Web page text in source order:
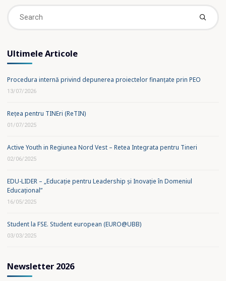
Bolyai"
Ultimele Articole
Procedura internă privind depunerea proiectelor finanțate prin PEO
13/07/2026
Rețea pentru TINEri (ReTIN)
01/07/2025
Active Youth in Regiunea Nord Vest – Retea Integrata pentru Tineri
02/06/2025
EDU-LIDER – „Educație pentru Leadership și Inovație în Domeniul
Educațional”
16/05/2025
Student la FSE. Student european (EURO@UBB)
03/03/2025
Newsletter 2026